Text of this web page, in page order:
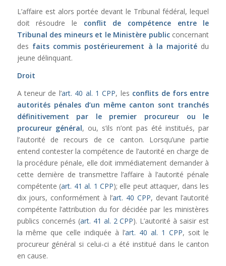
L’affaire est alors portée devant le Tribunal fédéral, lequel
doit résoudre le conflit de compétence entre le
Tribunal des mineurs et le Ministère public concernant
des faits commis postérieurement à la majorité du
jeune délinquant.
Droit
A teneur de l’art. 40 al. 1 CPP, les conflits de fors entre
autorités pénales d’un même canton sont tranchés
définitivement par le premier procureur ou le
procureur général, ou, s’ils n’ont pas été institués, par
l’autorité de recours de ce canton. Lorsqu’une partie
entend contester la compétence de l’autorité en charge de
la procédure pénale, elle doit immédiatement demander à
cette dernière de transmettre l’affaire à l’autorité pénale
compétente (art. 41 al. 1 CPP); elle peut attaquer, dans les
dix jours, conformément à l’art. 40 CPP, devant l’autorité
compétente l’attribution du for décidée par les ministères
publics concernés (art. 41 al. 2 CPP). L’autorité à saisir est
la même que celle indiquée à l’art. 40 al. 1 CPP, soit le
procureur général si celui-ci a été institué dans le canton
en cause.